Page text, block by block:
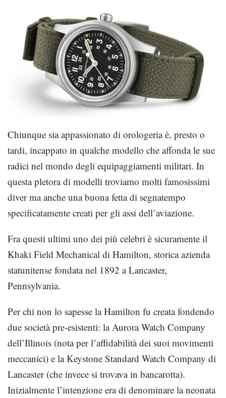
Chiunque sia appassionato di orologeria è, presto o
tardi, incappato in qualche modello che affonda le sue
radici nel mondo degli equipaggiamenti militari. In
questa pletora di modelli troviamo molti famosissimi
diver ma anche una buona fetta di segnatempo
specificatamente creati per gli assi dell’aviazione.
Fra questi ultimi uno dei più celebri è sicuramente il
Khaki Field Mechanical di Hamilton, storica azienda
statunitense fondata nel 1892 a Lancaster,
Pennsylvania.
Per chi non lo sapesse la Hamilton fu creata fondendo
due società pre-esistenti: la Aurora Watch Company
dell’Illinois (nota per l’affidabilità dei suoi movimenti
meccanici) e la Keystone Standard Watch Company di
Lancaster (che invece si trovava in bancarotta).
Inizialmente l’intenzione era di denominare la neonata